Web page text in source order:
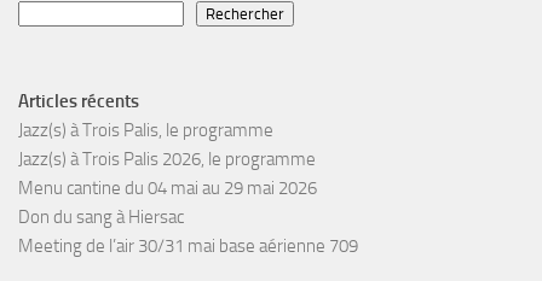
Rechercher
Articles récents
Jazz(s) à Trois Palis, le programme
Jazz(s) à Trois Palis 2026, le programme
Menu cantine du 04 mai au 29 mai 2026
Don du sang à Hiersac
Meeting de l’air 30/31 mai base aérienne 709